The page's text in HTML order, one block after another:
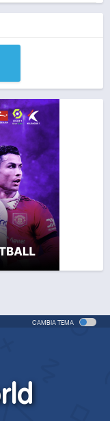
CAMBIA TEMA